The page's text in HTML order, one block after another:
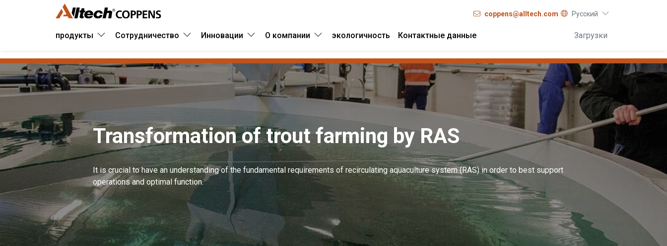
coppens@alltech.com Pусский
продукты Сотрудничество Инновации О компании экологичность Контактные данные Загрузки
Transformation of trout farming by RAS
It is crucial to have an understanding of the fundamental requirements of recirculating aquaculture system (RAS) in order to best support
operations and optimal function.